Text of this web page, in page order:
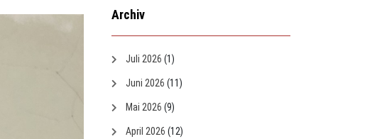
Archiv
Juli 2026 (1)
Juni 2026 (11)
Mai 2026 (9)
April 2026 (12)